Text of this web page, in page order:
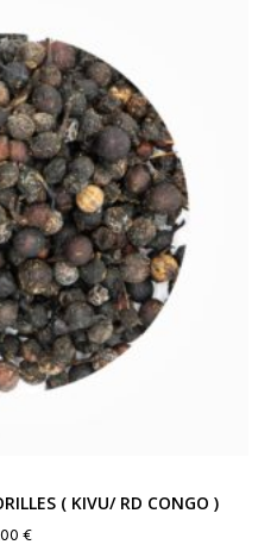
( KIVU/ RD CONGO )
€